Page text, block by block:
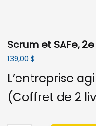
Scrum et SAFe,
139,00 $
L’entreprise
(Coffret de 2